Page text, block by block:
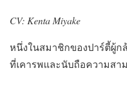
CV: Kenta Miyake
หนึ่งในสมาชิกของปาร์ตี้ผู้ก
ที่เคารพและนับถือความสา